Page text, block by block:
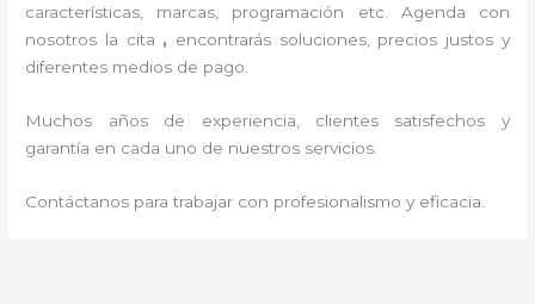
características, marcas, programación etc. Agenda con
nosotros la cita , encontrarás soluciones, precios justos y
diferentes medios de pago.
Muchos años de experiencia, clientes satisfechos y
garantía en cada uno de nuestros servicios.
Contáctanos para trabajar con profesionalismo y eficacia.